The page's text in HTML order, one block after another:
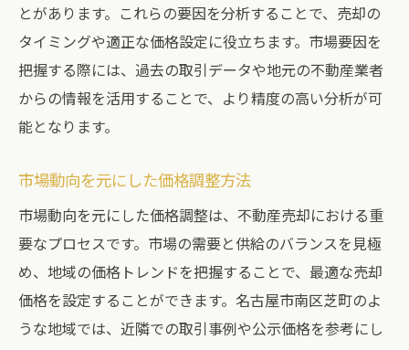
とがあります。これらの要因を分析することで、売却の
タイミングや適正な価格設定に役立ちます。市場要因を
把握する際には、過去の取引データや地元の不動産業者
からの情報を活用することで、より精度の高い分析が可
能となります。
市場動向を元にした価格調整方法
市場動向を元にした価格調整は、不動産売却における重
要なプロセスです。市場の需要と供給のバランスを見極
め、地域の価格トレンドを把握することで、最適な売却
価格を設定することができます。名古屋市南区芝町のよ
うな地域では、近隣での取引事例や公示価格を参考にし